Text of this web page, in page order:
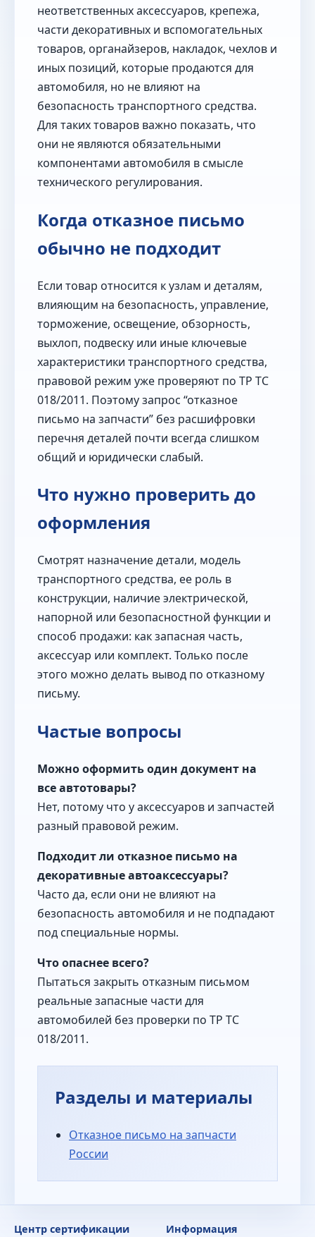
неответственных аксессуаров, крепежа,
части декоративных и вспомогательных
товаров, органайзеров, накладок, чехлов и
иных позиций, которые продаются для
автомобиля, но не влияют на
безопасность транспортного средства.
Для таких товаров важно показать, что
они не являются обязательными
компонентами автомобиля в смысле
технического регулирования.
Когда отказное письмо
обычно не подходит
Если товар относится к узлам и деталям,
влияющим на безопасность, управление,
торможение, освещение, обзорность,
выхлоп, подвеску или иные ключевые
характеристики транспортного средства,
правовой режим уже проверяют по ТР ТС
018/2011. Поэтому запрос “отказное
письмо на запчасти” без расшифровки
перечня деталей почти всегда слишком
общий и юридически слабый.
Что нужно проверить до
оформления
Смотрят назначение детали, модель
транспортного средства, ее роль в
конструкции, наличие электрической,
напорной или безопасностной функции и
способ продажи: как запасная часть,
аксессуар или комплект. Только после
этого можно делать вывод по отказному
письму.
Частые вопросы
Можно оформить один документ на
все автотовары?
Нет, потому что у аксессуаров и запчастей
разный правовой режим.
Подходит ли отказное письмо на
декоративные автоаксессуары?
Часто да, если они не влияют на
безопасность автомобиля и не подпадают
под специальные нормы.
Что опаснее всего?
Пытаться закрыть отказным письмом
реальные запасные части для
автомобилей без проверки по ТР ТС
018/2011.
Разделы и материалы
Отказное письмо на запчасти
России
Центр сертификации
Информация